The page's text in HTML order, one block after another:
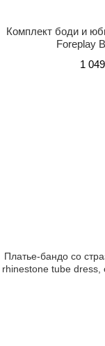
Комплект боди и
Foreplay
1